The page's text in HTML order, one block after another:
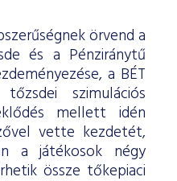
örvend a
és a Pénziránytű
a BÉT
szimulációs
mellett idén
vette kezdetét,
a játékosok négy
össze tőkepiaci